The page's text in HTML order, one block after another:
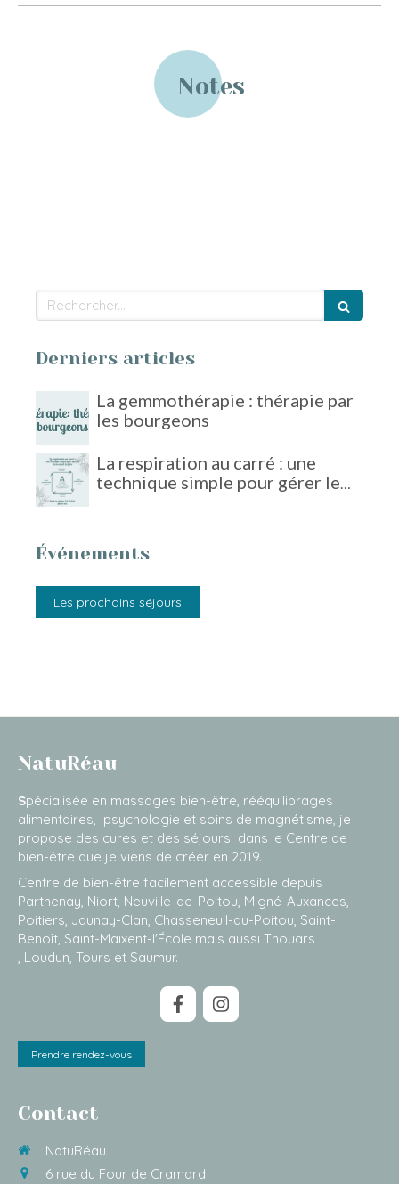
Notes
Rechercher
Derniers articles
La gemmothérapie : thérapie par
les bourgeons
La respiration au carré : une
technique simple pour gérer le
Événements
Les prochains séjours
NatuRéau
Spécialisée en massages bien-être, rééquilibrages
alimentaires, psychologie et soins de magnétisme, je
propose des cures et des séjours dans le Centre de
bien-être que je viens de créer en 2019.
Centre de bien-être facilement accessible depuis
Parthenay, Niort, Neuville-de-Poitou, Migné-Auxances,
Poitiers, Jaunay-Clan, Chasseneuil-du-Poitou, Saint-
Benoît, Saint-Maixent-l'École mais aussi Thouars
, Loudun, Tours et Saumur.
Prendre rendez-vous
Contact
NatuRéau
6 rue du Four de Cramard